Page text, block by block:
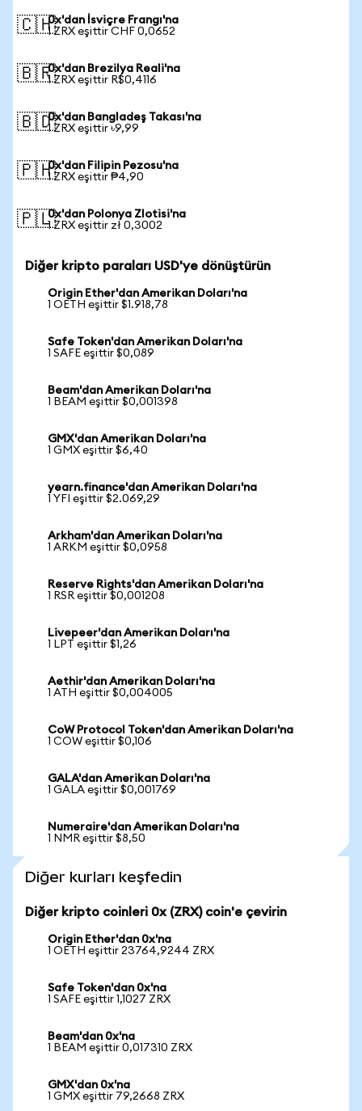
🇨🇭0x'dan İsviçre Frangı'na
1 ZRX eşittir CHF 0,0652
🇧🇷0x'dan Brezilya Reali'na
1 ZRX eşittir R$0,4116
🇧🇩0x'dan Bangladeş Takası'na
1 ZRX eşittir ৳9,99
🇵🇭0x'dan Filipin Pezosu'na
1 ZRX eşittir ₱4,90
🇵🇱0x'dan Polonya Zlotisi'na
1 ZRX eşittir zł 0,3002
Diğer kripto paraları USD'ye dönüştürün
Origin Ether'dan Amerikan Doları'na
1 OETH eşittir $1.918,78
Safe Token'dan Amerikan Doları'na
1 SAFE eşittir $0,089
Beam'dan Amerikan Doları'na
1 BEAM eşittir $0,001398
GMX'dan Amerikan Doları'na
1 GMX eşittir $6,40
yearn.finance'dan Amerikan Doları'na
1 YFI eşittir $2.069,29
Arkham'dan Amerikan Doları'na
1 ARKM eşittir $0,0958
Reserve Rights'dan Amerikan Doları'na
1 RSR eşittir $0,001208
Livepeer'dan Amerikan Doları'na
1 LPT eşittir $1,26
Aethir'dan Amerikan Doları'na
1 ATH eşittir $0,004005
CoW Protocol Token'dan Amerikan Doları'na
1 COW eşittir $0,106
GALA'dan Amerikan Doları'na
1 GALA eşittir $0,001769
Numeraire'dan Amerikan Doları'na
1 NMR eşittir $8,50
Diğer kurları keşfedin
Diğer kripto coinleri 0x (ZRX) coin'e çevirin
Origin Ether'dan 0x'na
1 OETH eşittir 23764,9244 ZRX
Safe Token'dan 0x'na
1 SAFE eşittir 1,1027 ZRX
Beam'dan 0x'na
1 BEAM eşittir 0,017310 ZRX
GMX'dan 0x'na
1 GMX eşittir 79,2668 ZRX